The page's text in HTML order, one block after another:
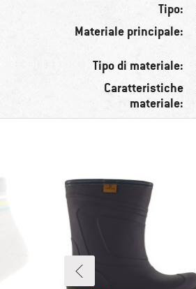
Tipo:
Materiale principale:
Tipo di materiale:
Caratteristiche
materiale: